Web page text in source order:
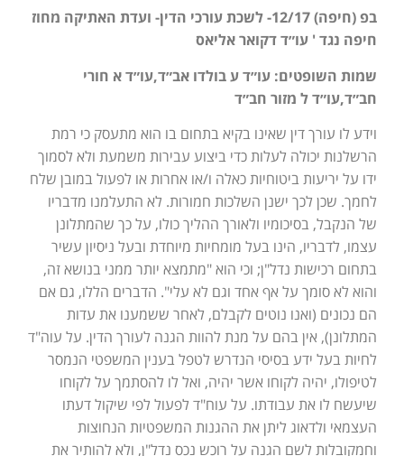
בפ (חיפה) 12/17- לשכת עורכי הדין- ועדת האתיקה מחוז
חיפה נגד ' עו״ד דקואר אליאס
שמות השופטים: עו״ד ע בולדו אב״ד,עו״ד א חורי
חב״ד,עו״ד ל מזור חב״ד
וידע לו עורך דין שאינו בקיא בתחום בו הוא מתעסק כי רמת
הרשלנות יכולה לעלות כדי ביצוע עבירות משמעת ולא לסמוך
ידו על יריעות ביטוחיות כאלה ו/או אחרות או לפעול במובן שלח
לחמך. שכן לכך ישנן השלכות חמורות. לא התעלמנו מדבריו
של הנקבל, בסיכומיו ולאורך ההליך כולו, על כך שהמתלונן
עצמו, לדבריו, הינו בעל מומחיות מיוחדת ובעל ניסיון עשיר
בתחום רכישות נדל"ן; וכי הוא "מתמצא יותר ממני בנושא זה,
והוא לא סומך על אף אחד וגם לא עלי". הדברים הללו, גם אם
הם נכונים (ואנו נוטים לקבלם, לאחר ששמענו את עדות
המתלונן), אין בהם על מנת להוות הגנה לעורך הדין. על עוה"ד
לחיות בעל ידע בסיסי הנדרש לטפל בענין המשפטי הנמסר
לטיפולו, יהיה לקוחו אשר יהיה, ואל לו להסתמך על לקוחו
שיעשח לו את עבודתו. על עוח"ד לפעול לפי שיקול דעתו
העצמאי ולדאוג ליתן את ההגנות המשפטיות הנחוצות
וחמקובלות לשם הגנה על רוכש נכס נדל"ן, ולא להותיר את